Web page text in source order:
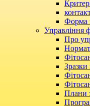
Форма
Управління
Про
Зразки
Плани